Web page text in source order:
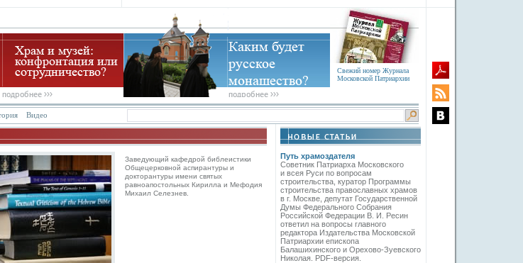
Свежий номер Журнала
Московской Патриархии
Видео
Заведующий кафедрой библеистики
Общецерковной аспирантуры и
докторантуры имени святых
равноапостольных Кирилла и Мефодия
Михаил Селезнев.
Путь храмоздателя
Советник Патриарха Московского
и всея Руси по вопросам
строительства, куратор Программы
строительства православных храмов
в г. Москве, депутат Государственной
Думы Федерального Собрания
Российской Федерации В. И. Ресин
ответил на вопросы главного
редактора Издательства Московской
Патриархии епископа
Балашихинского и Орехово-Зуевского
Николая. PDF-версия.